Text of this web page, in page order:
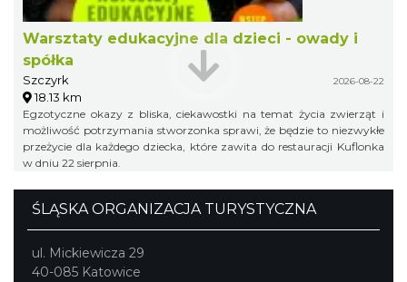
Warsztaty edukacyjne dla dzieci - owady i
spółka
Szczyrk 2026-08-22
18.13 km
Egzotyczne okazy z bliska, ciekawostki na temat życia zwierząt i
możliwość potrzymania stworzonka sprawi, że będzie to niezwykłe
przeżycie dla każdego dziecka, które zawita do restauracji Kuflonka
w dniu 22 sierpnia.
ŚLĄSKA ORGANIZACJA TURYSTYCZNA
ul. Mickiewicza 29
40-085 Katowice